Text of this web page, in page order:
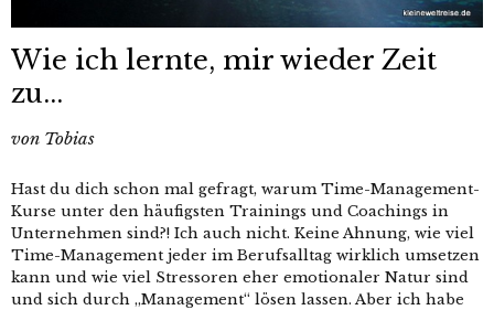
Wie ich lernte, mir wieder Zeit
zu...
von Tobias
Hast du dich schon mal gefragt, warum Time-Management-
Kurse unter den häufigsten Trainings und Coachings in
Unternehmen sind?! Ich auch nicht. Keine Ahnung, wie viel
Time-Management jeder im Berufsalltag wirklich umsetzen
kann und wie viel Stressoren eher emotionaler Natur sind
und sich durch „Management“ lösen lassen. Aber ich habe